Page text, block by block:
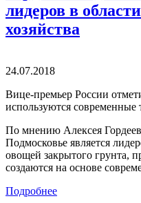
лидеров в
хозяйства
24.07.2018
Вице-премьер России
используются современные
По мнению Алексея
Подмосковье является
овощей закрытого грунта,
создаются на основе
Подробнее